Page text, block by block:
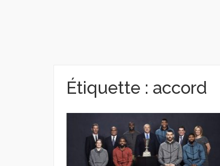
Étiquette : accord